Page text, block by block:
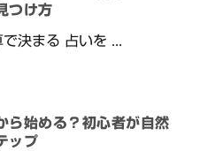
つけ方
決まる 占いを ...
ら始める？初心者が自然
ップ